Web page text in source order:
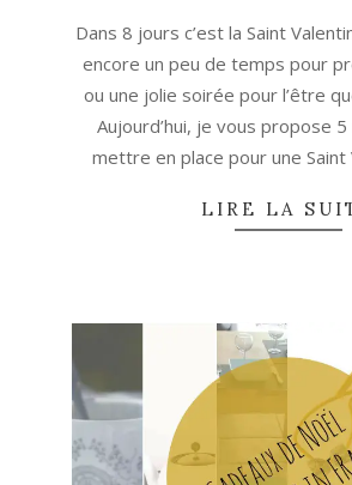
06
Dans 8 jours c’est la Saint
encore un peu de temps pour
ou une jolie soirée pour l’être
Aujourd’hui, je vous propose
mettre en place pour une Saint
LIRE LA